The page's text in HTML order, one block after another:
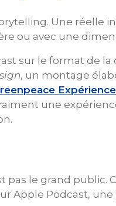
Une réelle
ou avec une
sur le format de la
, un montage
Expérience
une
pas le grand public.
Apple Podcast,